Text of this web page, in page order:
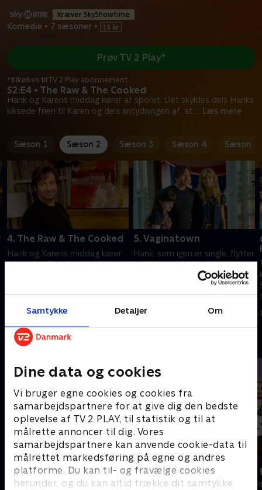
Samtykke Detaljer Om
Dine data og cookies
Vi bruger egne cookies og cookies fra
samarbejdspartnere for at give dig den bedste
oplevelse af TV 2 PLAY, til statistik og til at
målrette annoncer til dig. Vores
samarbejdspartnere kan anvende cookie-data til
målrettet markedsføring på egne og andres
platforme. Du kan til- og fravælge cookies
herunder, og du kan altid trække dit samtykke
Kræver SkyShowtime
Komedie • 7 sæsoner •
S2:E4 • The Raw & The Cooked
Hank og Karens middag kører af sporet. Det skyldes dels Hanks
kiksede frieri til Karen og dels antydningen af, at... Læs mere
Prøv TV 2 Play*
*tilkøbes til TV 2 Play abonnement
Sæson 1 Sæson 2 Sæson 3 Sæson 4 Sæson 5
4. The Raw & The Cooked
Hank og Karens middag kører
af sporet. Det skyldes dels
far til Sonjas baby.
5. Vaginatown
Hank, som igen er single, flytter
ind i Lews villa. Værten
arrangerer et stævnemæde
med en udfordrende
kendiskok. Charlie investerer i
en pornofilm.
Andre så også
Robssons (dansk tale)
Komedie • 1 sæsoner
Bert (dansk
Komedie • 1